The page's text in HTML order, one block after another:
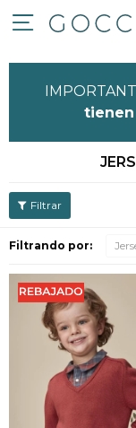

Filtrando por: